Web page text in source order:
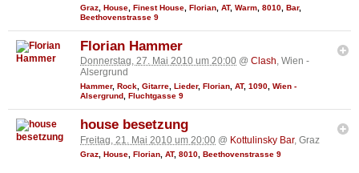
Graz House Finest House Florian AT, Warm 8010 Bar,
Beethovenstrasse 9
Florian Hammer
Donnerstag, 27. Mai 2010 um 20:00 @ Clash, Wien -
Alsergrund
Hammer, Rock, Gitarre, Lieder, Florian, AT, 1090, Wien -
Alsergrund, Fluchtgasse 9
house besetzung
Freitag, 21. Mai 2010 um 20:00 @ Kottulinsky Bar, Graz
Graz House Florian AT, 8010 Beethovenstrasse 9